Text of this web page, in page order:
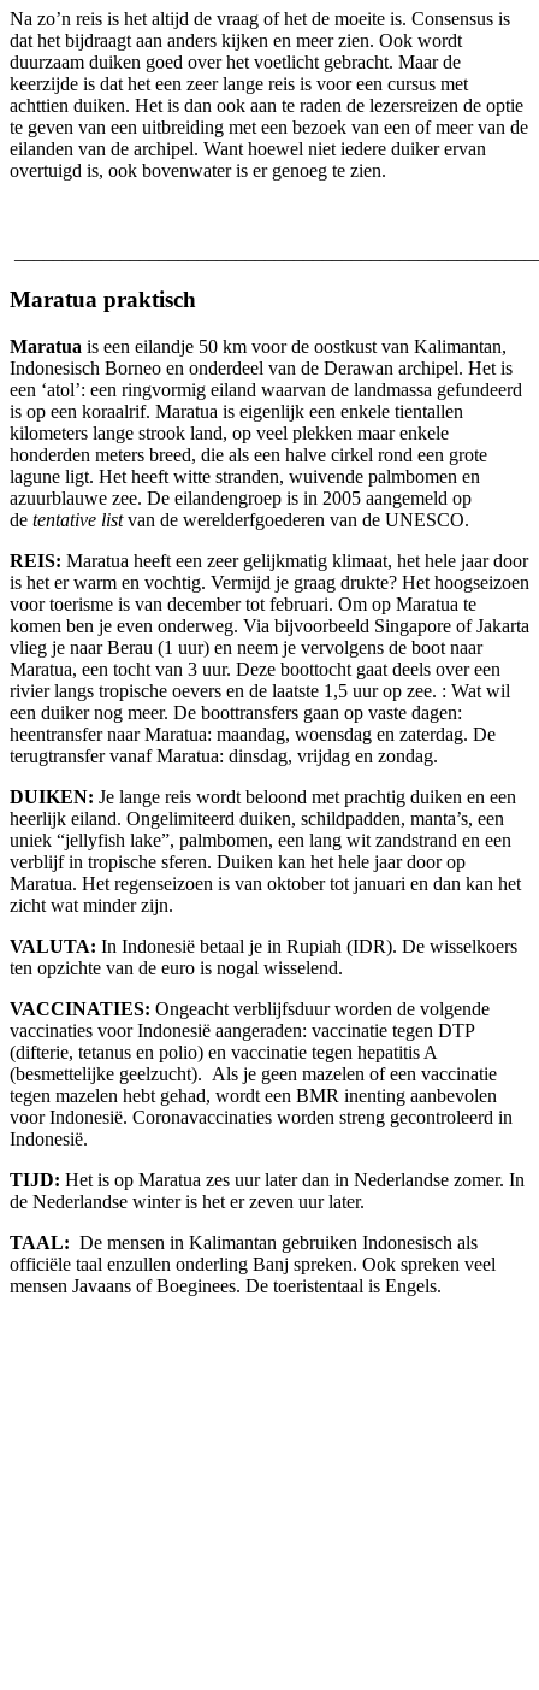
Na zo’n reis is het altijd de vraag of het de moeite is. Consensus is
dat het bijdraagt aan anders kijken en meer zien. Ook wordt
duurzaam duiken goed over het voetlicht gebracht. Maar de
keerzijde is dat het een zeer lange reis is voor een cursus met
achttien duiken. Het is dan ook aan te raden de lezersreizen de optie
te geven van een uitbreiding met een bezoek van een of meer van de
eilanden van de archipel. Want hoewel niet iedere duiker ervan
overtuigd is, ook bovenwater is er genoeg te zien.
Maratua praktisch
Maratua is een eilandje 50 km voor de oostkust van Kalimantan,
Indonesisch Borneo en onderdeel van de Derawan archipel. Het is
een ‘atol’: een ringvormig eiland waarvan de landmassa gefundeerd
is op een koraalrif. Maratua is eigenlijk een enkele tientallen
kilometers lange strook land, op veel plekken maar enkele
honderden meters breed, die als een halve cirkel rond een grote
lagune ligt. Het heeft witte stranden, wuivende palmbomen en
azuurblauwe zee. De eilandengroep is in 2005 aangemeld op
de tentative listvan de werelderfgoederen van de UNESCO.
REIS: Maratua heeft een zeer gelijkmatig klimaat, het hele jaar door
is het er warm en vochtig. Vermijd je graag drukte? Het hoogseizoen
voor toerisme is van december tot februari. Om op Maratua te
komen ben je even onderweg. Via bijvoorbeeld Singapore of Jakarta
vlieg je naar Berau (1 uur) en neem je vervolgens de boot naar
Maratua, een tocht van 3 uur. Deze boottocht gaat deels over een
rivier langs tropische oevers en de laatste 1,5 uur op zee. : Wat wil
een duiker nog meer. De boottransfers gaan op vaste dagen:
heentransfer naar Maratua: maandag, woensdag en zaterdag. De
terugtransfer vanaf Maratua: dinsdag, vrijdag en zondag.
DUIKEN: Je lange reis wordt beloond met prachtig duiken en een
heerlijk eiland. Ongelimiteerd duiken, schildpadden, manta’s, een
uniek “jellyfish lake”, palmbomen, een lang wit zandstrand en een
verblijf in tropische sferen. Duiken kan het hele jaar door op
Maratua. Het regenseizoen is van oktober tot januari en dan kan het
zicht wat minder zijn.
VALUTA: In Indonesië betaal je in Rupiah (IDR). De wisselkoers
ten opzichte van de euro is nogal wisselend.
VACCINATIES: Ongeacht verblijfsduur worden de volgende
vaccinaties voor Indonesië aangeraden: vaccinatie tegen DTP
(difterie, tetanus en polio) en vaccinatie tegen hepatitis A
(besmettelijke geelzucht). Als je geen mazelen of een vaccinatie
tegen mazelen hebt gehad, wordt een BMR inenting aanbevolen
voor Indonesië. Coronavaccinaties worden streng gecontroleerd in
Indonesië.
TIJD: Het is op Maratua zes uur later dan in Nederlandse zomer. In
de Nederlandse winter is het er zeven uur later.
TAAL: De mensen in Kalimantan gebruiken Indonesisch als
officiële taal enzullen onderling Banj spreken. Ook spreken veel
mensen Javaans of Boeginees. De toeristentaal is Engels.